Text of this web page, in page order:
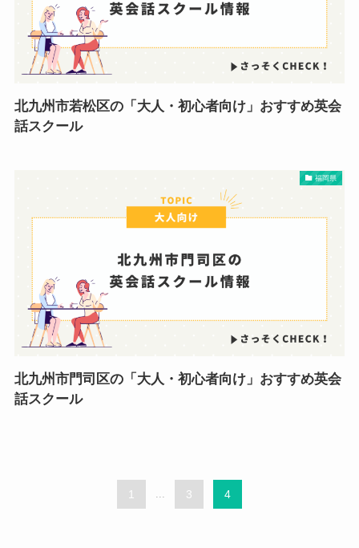
北九州市若松区の「大人・初心者向け」おすすめ英会
話スクール
福岡県
北九州市門司区の「大人・初心者向け」おすすめ英会
話スクール
1 ... 3 4